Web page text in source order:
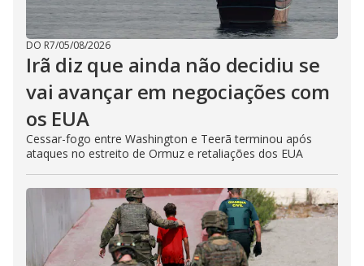
DO R7/05/08/2026
Irã diz que ainda não decidiu se
vai avançar em negociações com
os EUA
Cessar-fogo entre Washington e Teerã terminou após
ataques no estreito de Ormuz e retaliações dos EUA